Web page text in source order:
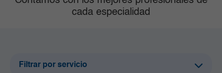
cada especialidad
Filtrar por servicio